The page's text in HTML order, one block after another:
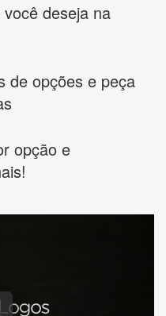
deseja na
de opções e peça
opção e